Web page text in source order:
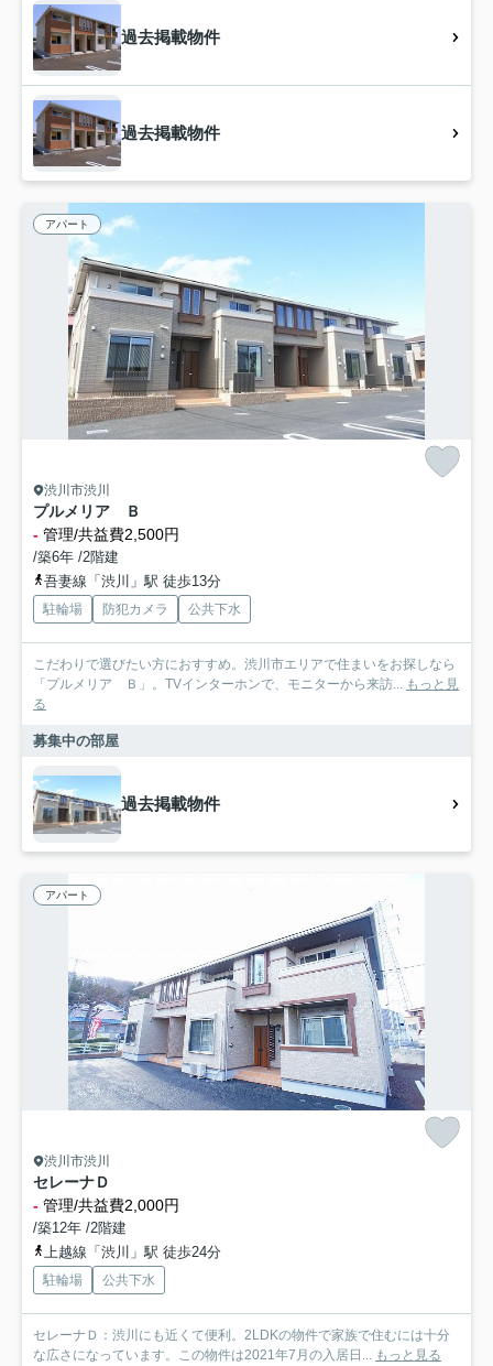
過去掲載物件
過去掲載物件
アパート
渋川市渋川
プルメリア Ｂ
- 管理/共益費2,500円
/築6年 /2階建
吾妻線「渋川」駅 徒歩13分
駐輪場 防犯カメラ 公共下水
こだわりで選びたい方におすすめ。渋川市エリアで住まいをお探しなら
「プルメリア Ｂ」。TVインターホンで、モニターから来訪... もっと見
る
募集中の部屋
過去掲載物件
アパート
渋川市渋川
セレーナＤ
- 管理/共益費2,000円
/築12年 /2階建
上越線「渋川」駅 徒歩24分
駐輪場 公共下水
セレーナＤ：渋川にも近くて便利。2LDKの物件で家族で住むには十分
な広さになっています。この物件は2021年7月の入居日... もっと見る